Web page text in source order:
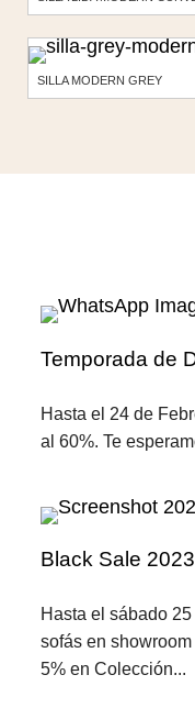
SILLA MODERN GREY
Temporada de
Hasta el 24 de
al 60%. Te
Black Sale 2023
Hasta el sábado
sofás en
5% en Colección...